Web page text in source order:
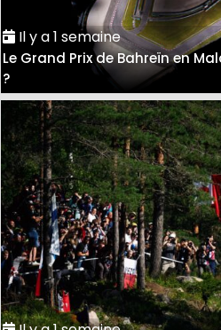
Il y a 1 semaine
Le Grand Prix de Bahreïn en
?